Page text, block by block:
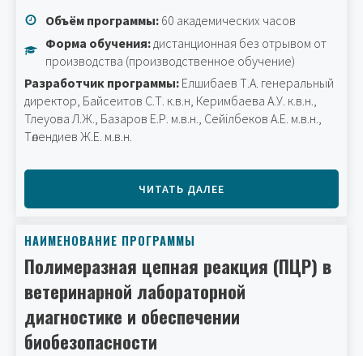
Объём программы: 60 академических часов
Форма обучения: дистанционная без отрывом от
производства (производственное обучение)
Разработчик программы: Елшибаев Т.А. генеральный
директор, Байсеитов С.Т. к.в.н, Керимбаева А.У. к.в.н.,
Тлеуова Л.Ж., Базаров Е.Р. м.в.н., Сейілбеков А.Е. м.в.н.,
Төлендиев Ж.Е. м.в.н.
ЧИТАТЬ ДАЛЕЕ
НАИМЕНОВАНИЕ ПРОГРАММЫ
Полимеразная цепная реакция (ПЦР) в
ветеринарной лабораторной
диагностике и обеспечении
биобезопасности